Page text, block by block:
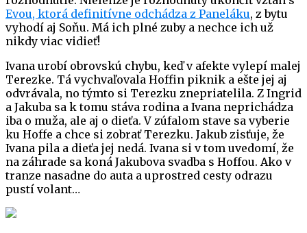
Evou, ktorá definitívne odchádza z Paneláku, z bytu
vyhodí aj Soňu. Má ich plné zuby a nechce ich už
nikdy viac vidieť!
Ivana urobí obrovskú chybu, keď v afekte vylepí malej
Terezke. Tá vychvaľovala Hoffin piknik a ešte jej aj
odvrávala, no týmto si Terezku znepriatelila. Z Ingrid
a Jakuba sa k tomu stáva rodina a Ivana neprichádza
iba o muža, ale aj o dieťa. V zúfalom stave sa vyberie
ku Hoffe a chce si zobrať Terezku. Jakub zisťuje, že
Ivana pila a dieťa jej nedá. Ivana si v tom uvedomí, že
na záhrade sa koná Jakubova svadba s Hoffou. Ako v
tranze nasadne do auta a uprostred cesty odrazu
pustí volant…